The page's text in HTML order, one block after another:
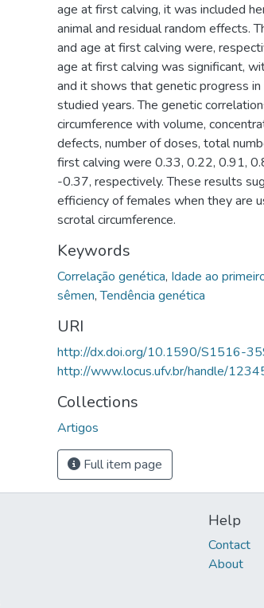
age at first calving, it was included
animal and residual random effects.
and age at first calving were,
age at first calving was significant,
and it shows that genetic progress
studied years. The genetic
circumference with volume,
defects, number of doses, total
first calving were 0.33, 0.22, 0.91,
-0.37, respectively. These results
efficiency of females when they are
scrotal circumference.
Keywords
Correlação genética, Idade ao
sêmen,Tendência genética
URI
http://dx.doi.org/10.1590/S1516-
http://www.locus.ufv.br/handle/
Collections
Artigos
Full item page
Help
Contact
About